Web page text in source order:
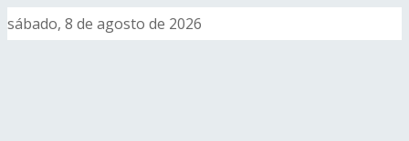
sábado, 8 de agosto de 2026